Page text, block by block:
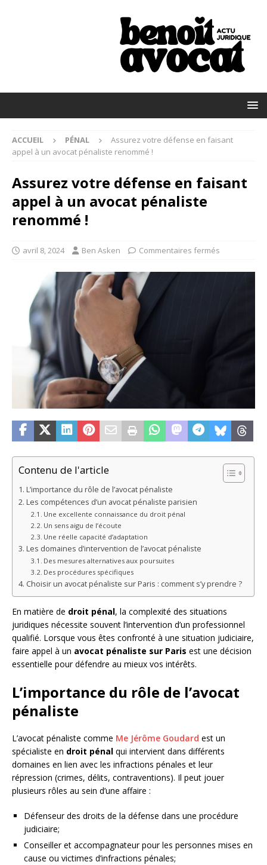
ACCUEIL PÉNAL
Assurez votre défense en faisant
appel à un avocat pénaliste renommé !
Assurez votre défense en faisant
appel à un avocat pénaliste
renommé !
avril 8, 2024 Ben Asken Commentaires fermés
Contenu de l'article
L’importance du rôle de l’avocat pénaliste
Les compétences d’un avocat pénaliste parisien
Une excellente connaissance du droit pénal
Un sens aigu de l’écoute
Une réelle capacité d’adaptation
Les domaines d’intervention de l’avocat pénaliste
Des mesures alternatives aux poursuites
Des procédures spécifiques
Choisir un avocat pénaliste sur Paris : comment s’y prendre ?
En matière de droit pénal, la complexité des situations
juridiques nécessite souvent l’intervention d’un professionnel
qualifié. Lorsque vous êtes confronté à une situation judiciaire,
faire appel à un avocat pénaliste sur Paris est une décision
essentielle pour défendre au mieux vos intérêts.
L’importance du rôle de l’avocat
pénaliste
L’avocat pénaliste comme Me Jérôme Goudard est un
spécialiste en droit pénal qui intervient dans différents
domaines en lien avec les infractions pénales et leur
répression (crimes, délits, contraventions). Il peut jouer
plusieurs rôles au sein d’une affaire :
Défenseur des droits de la défense dans une procédure
judiciaire;
Conseiller et accompagnateur pour les personnes mises en
cause ou victimes d’infractions pénales;